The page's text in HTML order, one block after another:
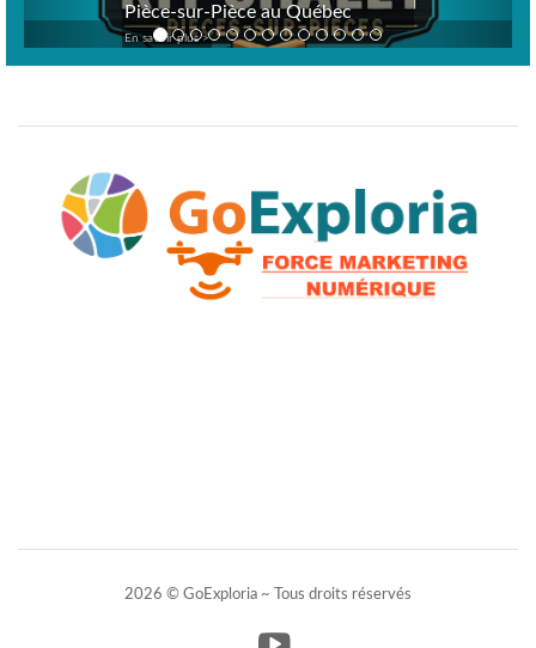
Pièce-sur-Pièce au Québec
En savoir plus >
2026 © GoExploria ~ Tous droits réservés